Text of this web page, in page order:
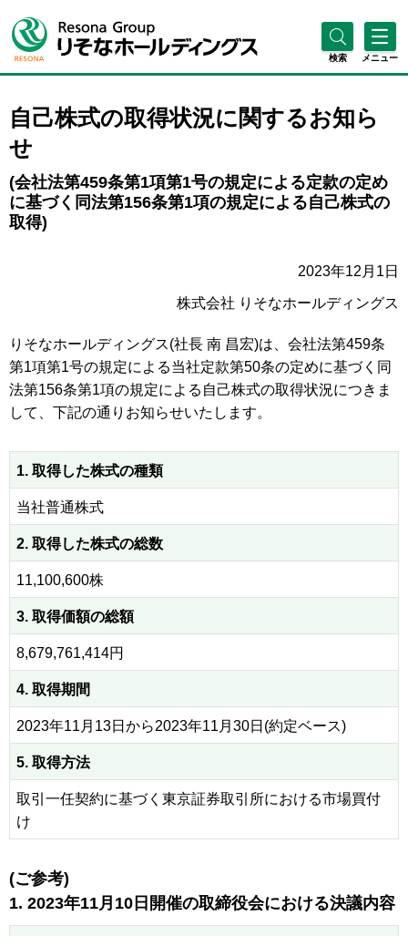
検索 メニュー
自己株式の取得状況に関するお知ら
せ
(会社法第459条第1項第1号の規定による定款の定め
に基づく同法第156条第1項の規定による自己株式の
取得)
2023年12月1日
株式会社 りそなホールディングス
りそなホールディングス(社長 南 昌宏)は、会社法第459条
第1項第1号の規定による当社定款第50条の定めに基づく同
法第156条第1項の規定による自己株式の取得状況につきま
して、下記の通りお知らせいたします。
1. 取得した株式の種類
当社普通株式
2. 取得した株式の総数
11,100,600株
3. 取得価額の総額
8,679,761,414円
4. 取得期間
2023年11月13日から2023年11月30日(約定ベース)
5. 取得方法
取引一任契約に基づく東京証券取引所における市場買付
け
(ご参考)
1. 2023年11月10日開催の取締役会における決議内容